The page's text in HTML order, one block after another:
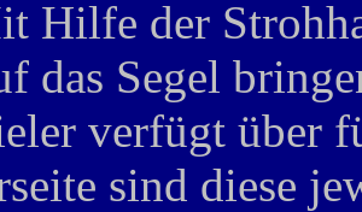
Hilfe der
das Segel
verfügt über
sind diese